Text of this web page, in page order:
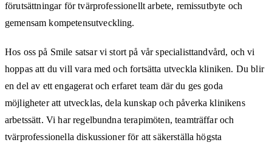
förutsättningar för tvärprofessionellt arbete, remissutbyte och
gemensam kompetensutveckling.
Hos oss på Smile satsar vi stort på vår specialisttandvård, och vi
hoppas att du vill vara med och fortsätta utveckla kliniken. Du blir
en del av ett engagerat och erfaret team där du ges goda
möjligheter att utvecklas, dela kunskap och påverka klinikens
arbetssätt. Vi har regelbundna terapimöten, teamträffar och
tvärprofessionella diskussioner för att säkerställa högsta